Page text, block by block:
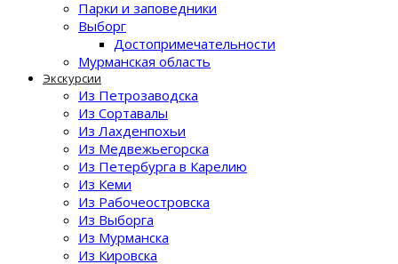
Парки и заповедники
Выборг
Достопримечательности
Мурманская область
Экскурсии
Из Петрозаводска
Из Сортавалы
Из Лахденпохьи
Из Медвежьегорска
Из Петербурга в Карелию
Из Кеми
Из Рабочеостровска
Из Выборга
Из Мурманска
Из Кировска